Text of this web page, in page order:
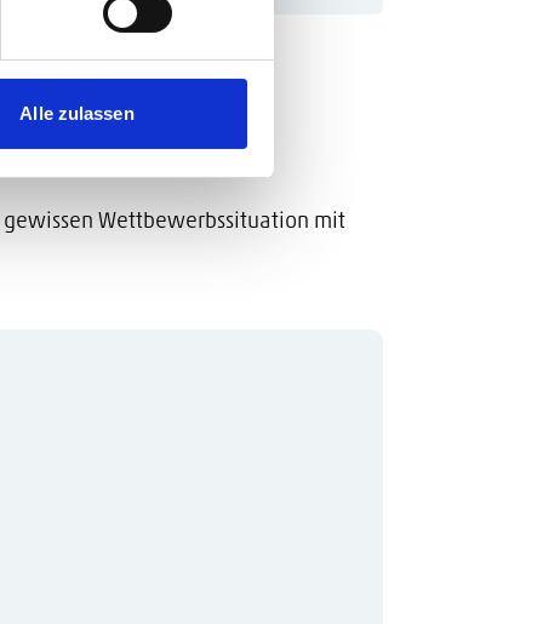
Alle zulassen
Wettbewerbssituation mit